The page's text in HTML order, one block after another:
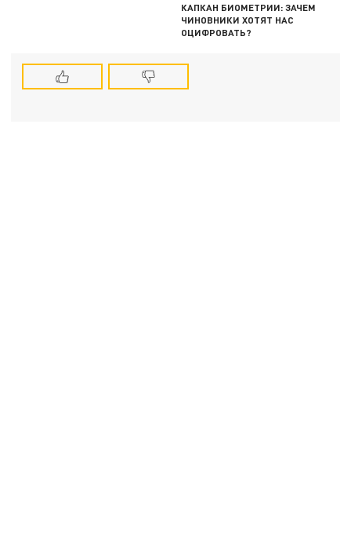
КАПКАН БИОМЕТРИИ: ЗАЧЕМ
ЧИНОВНИКИ ХОТЯТ НАС
ОЦИФРОВАТЬ?